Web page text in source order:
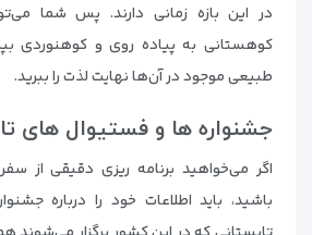
در این بازه زمانی دارند. پس شما
کوهستانی به پیاده روی و کوهنوردی
طبیعی موجود در آن‌ها نهایت لذت را ببرید.
جشنواره ها و فستیوال های
اگر می‌خواهید برنامه ریزی دقیقی از
باشید، باید اطلاعات خود را درباره